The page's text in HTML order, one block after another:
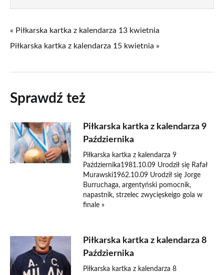
« Piłkarska kartka z kalendarza 13 kwietnia
Piłkarska kartka z kalendarza 15 kwietnia »
Sprawdź też
Piłkarska kartka z kalendarza 9
Października
Piłkarska kartka z kalendarza 9
Października1981.10.09 Urodził się Rafał
Murawski1962.10.09 Urodził się Jorge
Burruchaga, argentyński pomocnik,
napastnik, strzelec zwycięskeigo gola w
finale »
Piłkarska kartka z kalendarza 8
Października
Piłkarska kartka z kalendarza 8